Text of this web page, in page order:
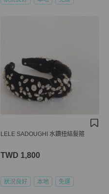
LELE SADOUGHI 水鑽扭結髮箍
TWD 1,800
狀況良好 本地 免運